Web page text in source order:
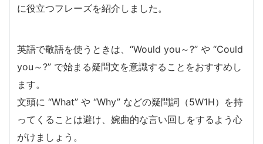
に役立つフレーズを紹介しました。
英語で敬語を使うときは、“Would you～?” や “Could
you～?” で始まる疑問文を意識することをおすすめし
ます。
文頭に “What” や “Why” などの疑問詞（5W1H）を持
ってくることは避け、婉曲的な言い回しをするよう心
がけましょう。